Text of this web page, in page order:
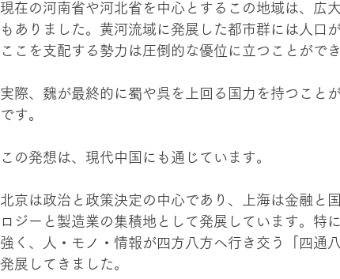
現在の河南省や河北省を中心とするこの地域は、広
もありました。黄河流域に発展した都市群には人口
ここを支配する勢力は圧倒的な優位に立つことができ
実際、魏が最終的に蜀や呉を上回る国力を持つこと
です。
この発想は、現代中国にも通じています。
北京は政治と政策決定の中心であり、上海は金融と
ロジーと製造業の集積地として発展しています。特
強く、人・モノ・情報が四方八方へ行き交う「四通
発展してきました。